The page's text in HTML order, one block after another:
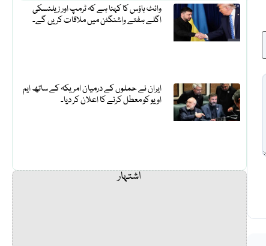
وائٹ ہاؤس کا کہنا ہے کہ ٹرمپ اور زیلنسکی
اگلے ہفتے واشنگٹن میں ملاقات کریں گے۔
ایران نے حملوں کے درمیان امریکہ کے ساتھ ایم
او یو کو معطل کرنے کا اعلان کر دیا۔
اشتہار